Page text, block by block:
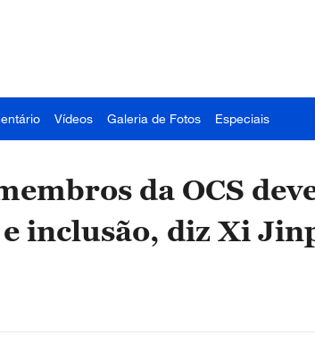
Vídeos Galeria de Fotos Especiais
da OCS
inclusão, diz Xi